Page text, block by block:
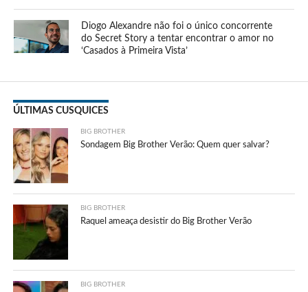
Diogo Alexandre não foi o único concorrente
do Secret Story a tentar encontrar o amor no
‘Casados à Primeira Vista’
ÚLTIMAS CUSQUICES
BIG BROTHER
Sondagem Big Brother Verão: Quem quer salvar?
BIG BROTHER
Raquel ameaça desistir do Big Brother Verão
BIG BROTHER